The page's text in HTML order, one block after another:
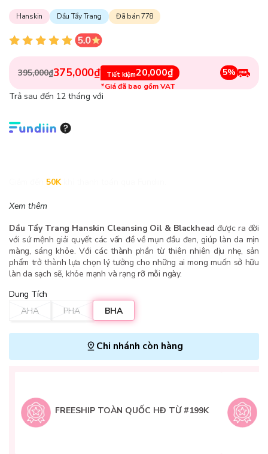
Hanskin Dầu Tẩy Trang Đã bán 778
395,000₫375,000₫ Tiết kiệm20,000₫
*Giá đã bao gồm VAT
5%
Trả sau đến 12 tháng với
50K
Xem thêm
Dầu Tẩy Trang Hanskin Cleansing Oil & Blackheadđược ra đời
với sứ mệnh giải quyết các vấn đề về mụn đầu đen, giúp làn da mịn
màng, sáng khỏe. Với các thành phần từ thiên nhiên dịu nhẹ, sản
phẩm trở thành lựa chọn lý tưởng cho những ai mong muốn sở hữu
làn da sạch sẽ, khỏe mạnh và rạng rỡ mỗi ngày.
Dung Tích
AHA
PHA BHA
Chi nhánh còn hàng
FREESHIP TOÀN QUỐC HĐ TỪ #199K